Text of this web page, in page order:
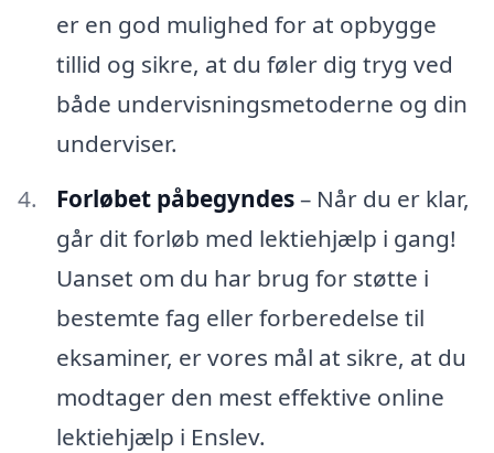
er en god mulighed for at opbygge
tillid og sikre, at du føler dig tryg ved
både undervisningsmetoderne og din
underviser.
Forløbet påbegyndes– Når du er klar,
går dit forløb med lektiehjælp i gang!
Uanset om du har brug for støtte i
bestemte fag eller forberedelse til
eksaminer, er vores mål at sikre, at du
modtager den mest effektive online
lektiehjælp i Enslev.